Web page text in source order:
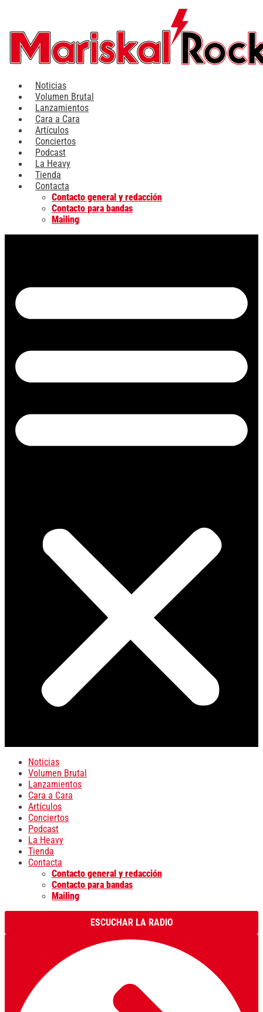
contenido
Noticias
Volumen Brutal
Lanzamientos
Cara a Cara
Artículos
Conciertos
Podcast
La Heavy
Tienda
Contacta
Contacto general y redacción
Contacto para bandas
Mailing
Noticias
Volumen Brutal
Lanzamientos
Cara a Cara
Artículos
Conciertos
Podcast
La Heavy
Tienda
Contacta
Contacto general y redacción
Contacto para bandas
Mailing
ESCUCHAR LA RADIO